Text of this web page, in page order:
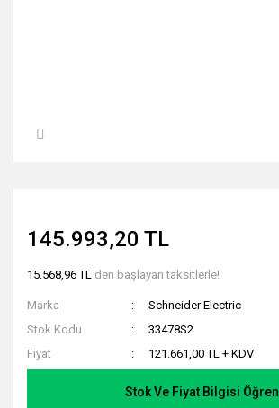
145.993,20 TL
15.568,96 TL den başlayan taksitlerle!
Marka
Schneider Electric
Stok Kodu
33478S2
Fiyat
121.661,00 TL + KDV
Stok Ve Fiyat Bilgisi Öğren